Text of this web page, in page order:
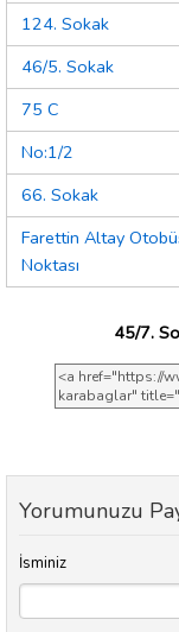
124. Sokak
46/5. Sokak
75 C
No:1/2
66. Sokak
Farettin Altay
Noktası
45/7.
Yorumunuzu
İsminiz